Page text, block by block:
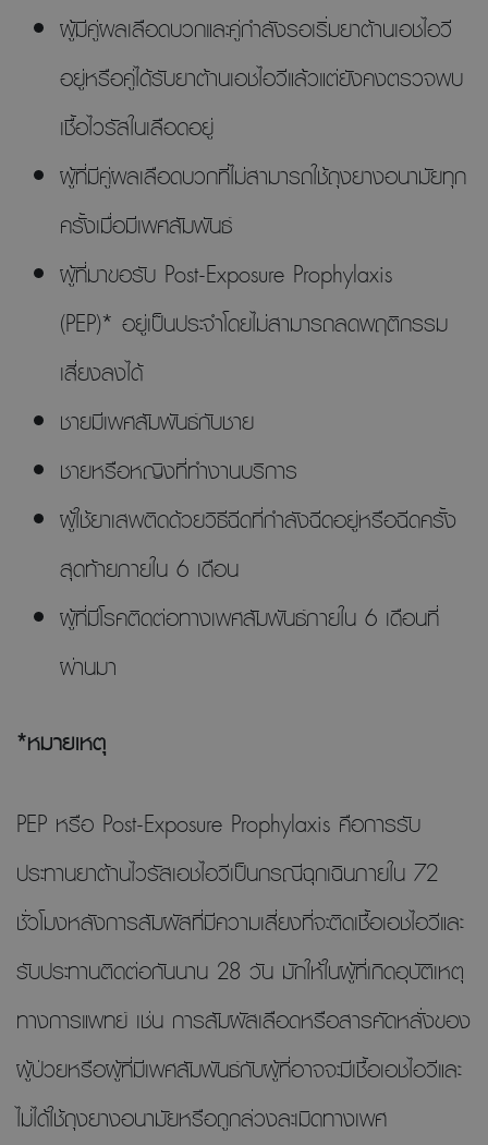
ผู้มีคู่ผลเลือดบวกและคู่กำลังรอเริ่มยาต้านเอชไอวี
อยู่หรือคู่ได้รับยาต้านเอชไอวีแล้วแต่ยังคงตรวจพบ
เชื้อไวรัสในเลือดอยู่
ผู้ที่มีคู่ผลเลือดบวกที่ไม่สามารถใช้ถุงยางอนามัยทุก
ครั้งเมื่อมีเพศสัมพันธ์
ผู้ที่มาขอรับ Post-Exposure Prophylaxis
(PEP)* อยู่เป็นประจำโดยไม่สามารถลดพฤติกรรม
เสี่ยงลงได้
ชายมีเพศสัมพันธ์กับชาย
ชายหรือหญิงที่ทำงานบริการ
ผู้ใช้ยาเสพติดด้วยวิธีฉีดที่กำลังฉีดอยู่หรือฉีดครั้ง
สุดท้ายภายใน 6 เดือน
ผู้ที่มีโรคติดต่อทางเพศสัมพันธ์ภายใน 6 เดือนที่
ผ่านมา
*หมายเหตุ
PEP หรือ Post-Exposure Prophylaxis คือการรับ
ประทานยาต้านไวรัสเอชไอวีเป็นกรณีฉุกเฉินภายใน 72
ชั่วโมงหลังการสัมผัสที่มีความเสี่ยงที่จะติดเชื้อเอชไอวีและ
รับประทานติดต่อกันนาน 28 วัน มักให้ในผู้ที่เกิดอุบัติเหตุ
ทางการแพทย์ เช่น การสัมผัสเลือดหรือสารคัดหลั่งของ
ผู้ป่วยหรือผู้ที่มีเพศสัมพันธ์กับผู้ที่อาจจะมีเชื้อเอชไอวีและ
ไม่ได้ใช้ถุงยางอนามัยหรือถูกล่วงละเมิดทางเพศ